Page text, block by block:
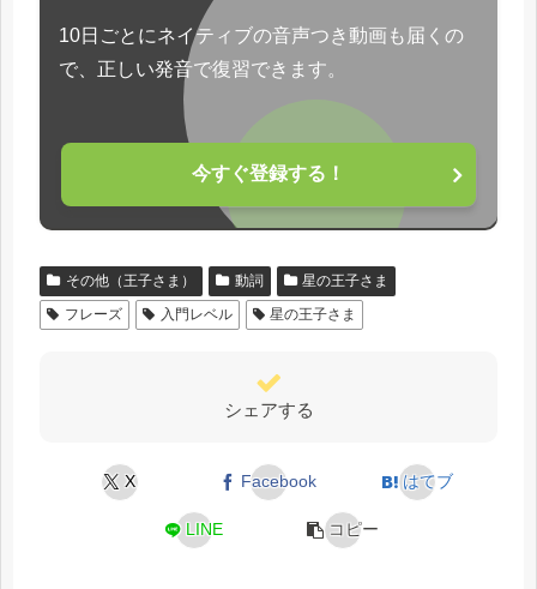
10日ごとにネイティブの音声つき動画も届くの
で、正しい発音で復習できます。
今すぐ登録する！
その他（王子さま） 動詞
星の王子さま
フレーズ
入門レベル 星の王子さま
シェアする
X Facebook はてブ
LINE コピー